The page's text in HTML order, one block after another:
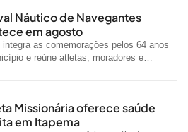
Náutico de Navegantes
em agosto
integra as comemorações pelos 64 anos
e reúne atletas, moradores e
Missionária oferece saúde
em Itapema